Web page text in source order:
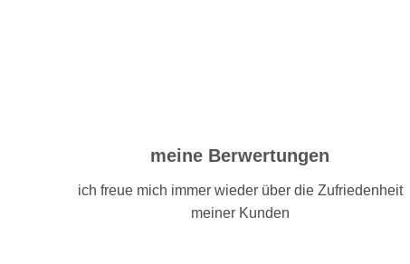
meine Berwertungen
ich freue mich immer wieder über die Zufriedenheit
meiner Kunden